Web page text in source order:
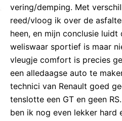
vering/demping. Met
reed/vloog ik over de
heen, en mijn conclusie
weliswaar sportief is maar
vleugje comfort is precies
een alledaagse auto te
technici van Renault goed
tenslotte een GT en geen
ben ik nog even lekker hard